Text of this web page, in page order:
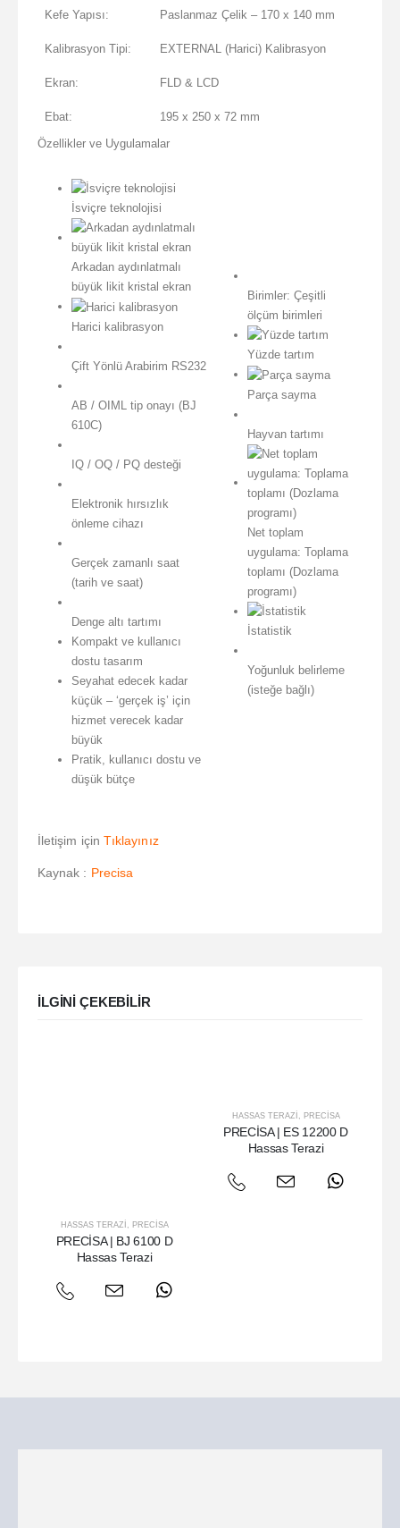
Kefe Yapısı: Paslanmaz Çelik – 170 x 140 mm
Kalibrasyon Tipi: EXTERNAL (Harici) Kalibrasyon
Ekran: FLD & LCD
Ebat:
195 x 250 x 72 mm
Özellikler ve Uygulamalar
İsviçre teknolojisi
Arkadan aydınlatmalı
büyük likit kristal ekran
Harici kalibrasyon
Çift Yönlü Arabirim RS232
AB / OIML tip onayı (BJ
610C)
IQ / OQ / PQ desteği
Elektronik hırsızlık
önleme cihazı
Gerçek zamanlı saat
(tarih ve saat)
Denge altı tartımı
Kompakt ve kullanıcı
dostu tasarım
Seyahat edecek kadar
küçük – ‘gerçek iş’ için
hizmet verecek kadar
büyük
Pratik, kullanıcı dostu ve
düşük bütçe
Birimler: Çeşitli
ölçüm birimleri
Yüzde tartım
Parça sayma
Hayvan tartımı
Net toplam
uygulama: Toplama
toplamı (Dozlama
programı)
İstatistik
Yoğunluk belirleme
(isteğe bağlı)
İletişim için Tıklayınız
Kaynak : Precisa
ILGINI ÇEKEBILIR
HASSAS TERAZI PRECISA
PRECİSA | BJ 6100 D
Hassas Terazi
HASSAS TERAZI PRECISA
PRECİSA | ES 12200 D
Hassas Terazi